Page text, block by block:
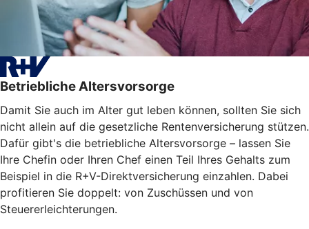
Betriebliche Altersvorsorge
Damit Sie auch im Alter gut leben können, sollten Sie sich
nicht allein auf die gesetzliche Rentenversicherung stützen.
Dafür gibt's die betriebliche Altersvorsorge – lassen Sie
Ihre Chefin oder Ihren Chef einen Teil Ihres Gehalts zum
Beispiel in die R+V-Direktversicherung einzahlen. Dabei
profitieren Sie doppelt: von Zuschüssen und von
Steuererleichterungen.